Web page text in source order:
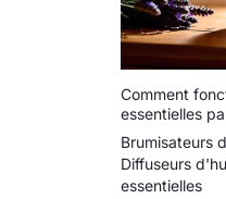
Comment
essentielles
Brumisateurs
Diffuseurs
essentielles